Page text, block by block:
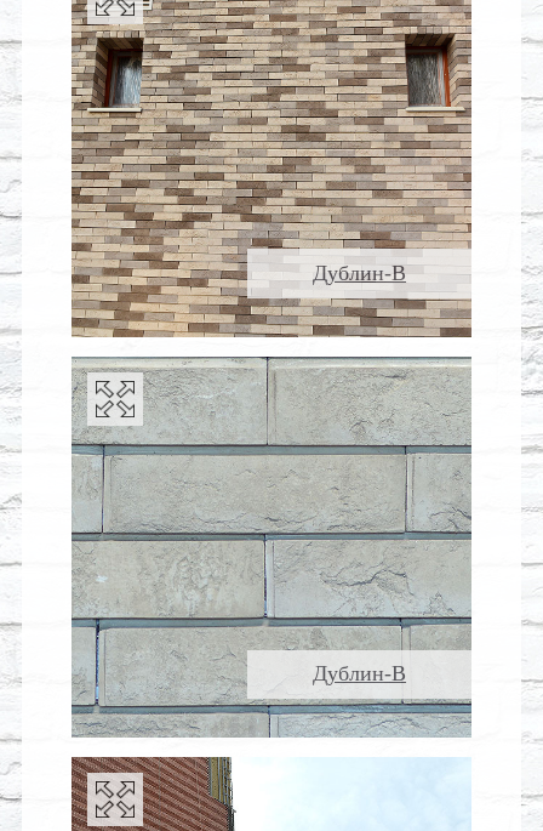
Дублин-В
Дублин-В